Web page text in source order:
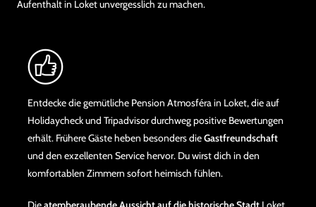
Aufenthalt in Loket unvergesslich zu machen.
Entdecke die gemütliche Pension Atmosféra in Loket, die auf
Holidaycheck und Tripadvisor durchweg positive Bewertungen
erhält. Frühere Gäste heben besonders dieGastfreundschaft
und den exzellenten Service hervor. Du wirst dich in den
komfortablen Zimmern sofort heimisch fühlen.